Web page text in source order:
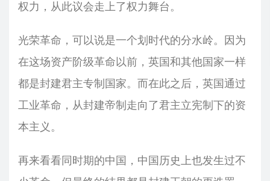
权力，从此议会走上了权力舞台。
光荣革命，可以说是一个划时代的分水岭。因为
在这场资产阶级革命以前，英国和其他国家一样
都是封建君主专制国家。而在此之后，英国通过
工业革命，从封建帝制走向了君主立宪制下的资
本主义。
再来看看同时期的中国，中国历史上也发生过不